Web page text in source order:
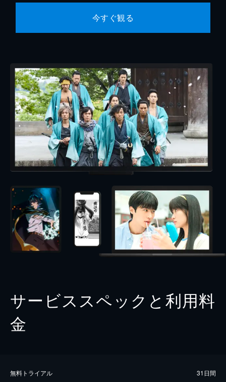
今すぐ観る
サービススペックと利用料
金
無料トライアル 31日間